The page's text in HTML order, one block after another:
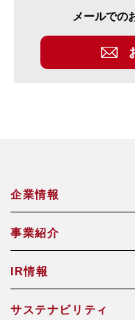
メールでの
企業情報
社長メッセージ（
事業紹介
合金鉄事業
IR情報
株主・投資家の皆
サステナビリティ